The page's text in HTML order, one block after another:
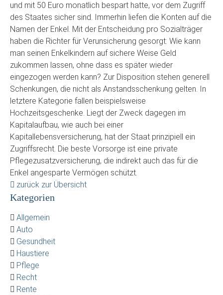
und mit 50 Euro monatlich bespart hatte, vor dem Zugriff
des Staates sicher sind. Immerhin liefen die Konten auf die
Namen der Enkel. Mit der Entscheidung pro Sozialträger
haben die Richter für Verunsicherung gesorgt: Wie kann
man seinen Enkelkindern auf sichere Weise Geld
zukommen lassen, ohne dass es später wieder
eingezogen werden kann? Zur Disposition stehen generell
Schenkungen, die nicht als Anstandsschenkung gelten. In
letztere Kategorie fallen beispielsweise
Hochzeitsgeschenke. Liegt der Zweck dagegen im
Kapitalaufbau, wie auch bei einer
Kapitallebensversicherung, hat der Staat prinzipiell ein
Zugriffsrecht. Die beste Vorsorge ist eine private
Pflegezusatzversicherung, die indirekt auch das für die
Enkel angesparte Vermögen schützt.
zurück zur Übersicht
Kategorien
Allgemein
Auto
Gesundheit
Haustiere
Pflege
Recht
Rente